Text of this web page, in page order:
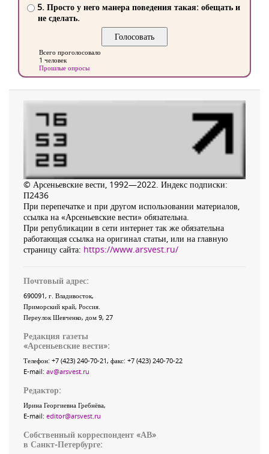
5. Просто у него манера поведения такая: обещать и
не сделать.
Всего проголосовало
1 человек
Прошлые опросы
© Арсеньевские вести, 1992—2022. Индекс подписки:
П2436
При перепечатке и при другом использовании материалов,
ссылка на «Арсеньевские вести» обязательна.
При републикации в сети интернет так же обязательна
работающая ссылка на оригинал статьи, или на главную
страницу сайта: https://www.arsvest.ru/
Почтовый адрес:
690091, г. Владивосток,
Приморский край, Россия
Переулок Шевченко, дом 9, 27
Редакция газеты
«Арсеньевские вести»:
Телефон: +7 (423) 240-70-21, факс: +7 (423) 240-70-22
E-mail: av@arsvest.ru
Редактор:
Ирина Георгиевна Гребнёва,
E-mail: editor@arsvest.ru
Собственный корреспондент «АВ»
в Санкт-Петербурге: